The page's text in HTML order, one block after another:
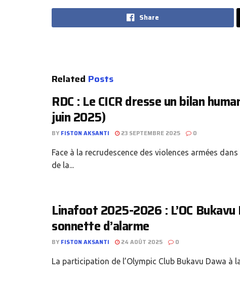
Share
Related Posts
‎RDC : Le CICR dresse un bilan
juin 2025)
BY FISTON AKSANTI 23 SEPTEMBRE 2025 0
‎Face à la recrudescence des violences armées
de la...
Linafoot 2025-2026 : L’OC
sonnette d’alarme
BY FISTON AKSANTI 24 AOÛT 2025 0
La participation de l’Olympic Club Bukavu Dawa à